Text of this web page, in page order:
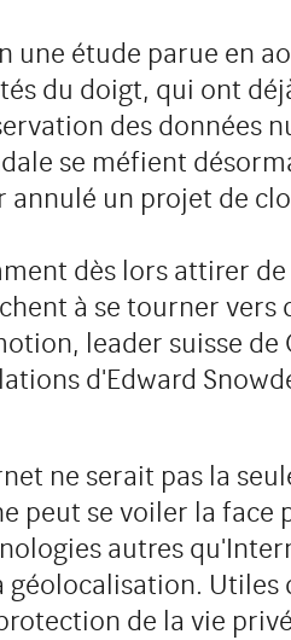
une étude parue en
du doigt, qui ont
des données
se méfient
annulé un projet de
dès lors attirer
à se tourner vers
leader suisse de
d'Edward
ne serait pas la
peut se voiler la face
autres
géolocalisation.
de la vie